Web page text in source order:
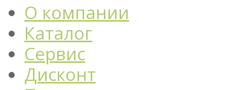
О компании
Каталог
Сервис
Дисконт